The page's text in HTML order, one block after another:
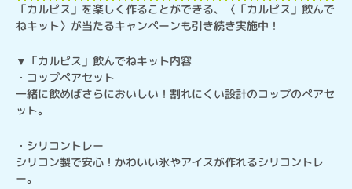
「カルピス」を楽しく作ることができる、〈「カルピス」飲んで
ねキット〉が当たるキャンペーンも引き続き実施中！
▼「カルピス」飲んでねキット内容
・コップペアセット
一緒に飲めばさらにおいしい！割れにくい設計のコップのペアセ
ット。
・シリコントレー
シリコン製で安心！かわいい氷やアイスが作れるシリコントレ
ー。